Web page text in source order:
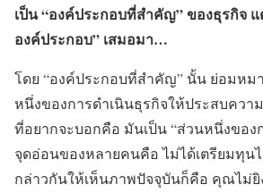
เป็น “องค์ประกอบที่สำคัญ” ของธุรกิจ
องค์ประกอบ” เสมอมา…
โดย “องค์ประกอบที่สำคัญ” นั้น ย่อมหม
หนึ่งของการดำเนินธุรกิจให้ประสบควา
ที่อยากจะบอกคือ มันเป็น “ส่วนหนึ่งของ
จุดอ่อนของหลายคนคือ ไม่ได้เตรียมทุน
กล่าวกันให้เห็นภาพปัจจุบันก็คือ คุณไม่ยิ